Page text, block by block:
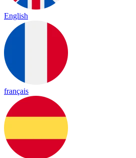
English
français